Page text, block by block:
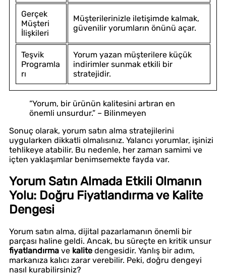
Gerçek
Müşteri
İlişkileri
Müşterilerinizle iletişimde kalmak,
güvenilir yorumların önünü açar.
Teşvik
Programla
rı
Yorum yazan müşterilere küçük
indirimler sunmak etkili bir
stratejidir.
“Yorum, bir ürünün kalitesini artıran en
önemli unsurdur.” – Bilinmeyen
Sonuç olarak, yorum satın alma stratejilerini
uygularken dikkatli olmalısınız. Yalancı yorumlar, işinizi
tehlikeye atabilir. Bu nedenle, her zaman samimi ve
içten yaklaşımlar benimsemekte fayda var.
Yorum Satın Almada Etkili Olmanın
Yolu: Doğru Fiyatlandırma ve Kalite
Dengesi
Yorum satın alma, dijital pazarlamanın önemli bir
parçası haline geldi. Ancak, bu süreçte en kritik unsur
fiyatlandırma ve kalite dengesidir. Yanlış bir adım,
markanıza kalıcı zarar verebilir. Peki, doğru dengeyi
nasıl kurabilirsiniz?